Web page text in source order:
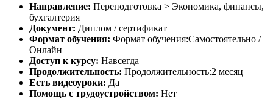
Направление: Переподготовка > Экономика, финансы,
бухгалтерия
Документ: Диплом / сертификат
Формат обучения: Формат обучения:Самостоятельно /
Онлайн
Доступ к курсу: Навсегда
Продолжительность: Продолжительность:2 месяц
Есть видеоуроки: Да
Помощь с трудоустройством: Нет